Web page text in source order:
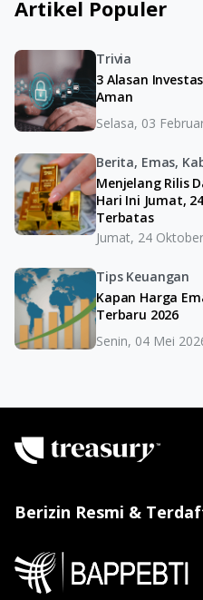
Artikel Populer
Trivia
3 Alasan
Aman
Selasa, 03
Berita, Emas,
Menjelang Rilis
Hari Ini Jumat,
Terbatas
Jumat, 24
Tips Keuangan
Kapan Harga
Terbaru 2026
Senin, 04 Mei
Berizin Resmi &